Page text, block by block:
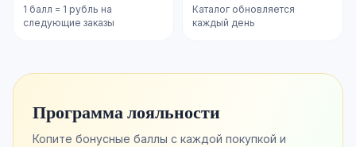
1 балл = 1 рубль на
следующие заказы
Каталог обновляется
каждый день
Программа лояльности
Копите бонусные баллы с каждой покупкой и